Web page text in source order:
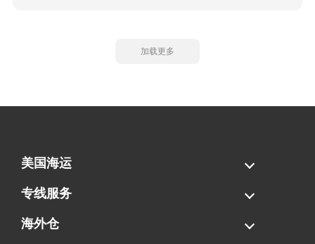
加载更多
美国海运
海运拼柜
海运整柜
美国海卡
加拿大海运
专线服务
FBA专线直送
超大件专线
AWD专线
电池专线
海外仓